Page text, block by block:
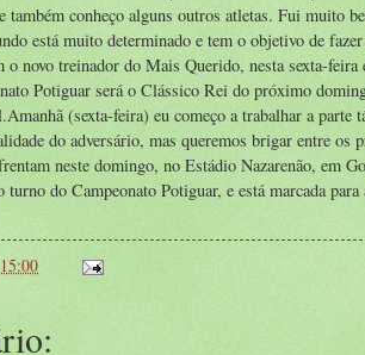
conheço alguns outros atletas. Fui muito
está muito determinado e tem o objetivo de
novo treinador do Mais Querido, nesta sexta-
Potiguar será o Clássico Rei do próximo
(sexta-feira) eu começo a trabalhar a parte
do adversário, mas queremos brigar entre os
neste domingo, no Estádio Nazarenão, em
do Campeonato Potiguar, e está marcada para